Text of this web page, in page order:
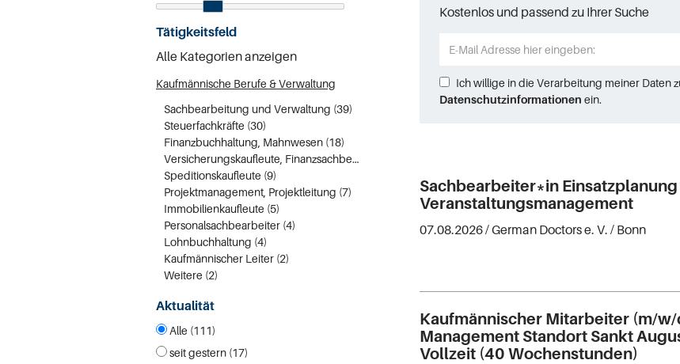
Tätigkeitsfeld
Alle Kategorien anzeigen
Kaufmännische Berufe & Verwaltung
Sachbearbeitung und Verwaltung (39)
Steuerfachkräfte (30)
Finanzbuchhaltung, Mahnwesen (18)
Versicherungskaufleute, Finanzsachbearbeitung (9)
Speditionskaufleute (9)
Projektmanagement, Projektleitung (7)
Immobilienkaufleute (5)
Personalsachbearbeiter (4)
Lohnbuchhaltung (4)
Kaufmännischer Leiter (2)
Weitere (2)
Aktualität
Alle (111)
seit gestern (17)
Kostenlos und passend zu Ihrer Suche
Ich willige in die Verarbeitung meiner Daten
Datenschutzinformationen ein.
Sachbearbeiter*in
Veranstaltungsmanagement
07.08.2026 /German Doctors e. V. / Bonn
Kaufmännischer Mitarbeiter (m/
Management Standort Sankt
Vollzeit (40 Wochenstunden)